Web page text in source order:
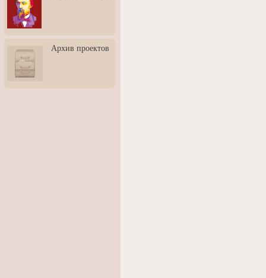
3: Обусловленности
человека и их влияние на
карьеру
скульптором Дмитрием
Тугариновым
АртБульвар в День города
Архив проектов